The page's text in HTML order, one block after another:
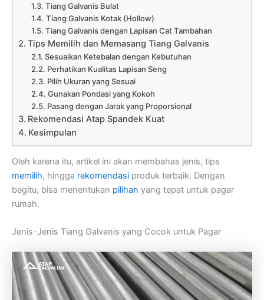
Tiang Galvanis Bulat
Tiang Galvanis Kotak (Hollow)
Tiang Galvanis dengan Lapisan Cat Tambahan
Tips Memilih dan Memasang Tiang Galvanis
Sesuaikan Ketebalan dengan Kebutuhan
Perhatikan Kualitas Lapisan Seng
Pilih Ukuran yang Sesuai
Gunakan Pondasi yang Kokoh
Pasang dengan Jarak yang Proporsional
Rekomendasi Atap Spandek Kuat
Kesimpulan
Oleh karena itu, artikel ini akan membahas jenis, tips
memilih, hingga rekomendasi produk terbaik. Dengan
begitu, bisa menentukan pilihan yang tepat untuk pagar
rumah.
Jenis-Jenis Tiang Galvanis yang Cocok untuk Pagar